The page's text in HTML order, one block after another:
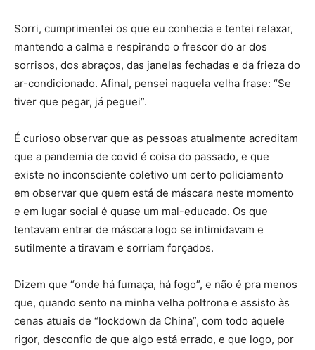
Sorri, cumprimentei os que eu conhecia e tentei relaxar,
mantendo a calma e respirando o frescor do ar dos
sorrisos, dos abraços, das janelas fechadas e da frieza do
ar-condicionado. Afinal, pensei naquela velha frase: “Se
tiver que pegar, já peguei”.
É curioso observar que as pessoas atualmente acreditam
que a pandemia de covid é coisa do passado, e que
existe no inconsciente coletivo um certo policiamento
em observar que quem está de máscara neste momento
e em lugar social é quase um mal-educado. Os que
tentavam entrar de máscara logo se intimidavam e
sutilmente a tiravam e sorriam forçados.
Dizem que “onde há fumaça, há fogo”, e não é pra menos
que, quando sento na minha velha poltrona e assisto às
cenas atuais de “lockdown da China”, com todo aquele
rigor, desconfio de que algo está errado, e que logo, por